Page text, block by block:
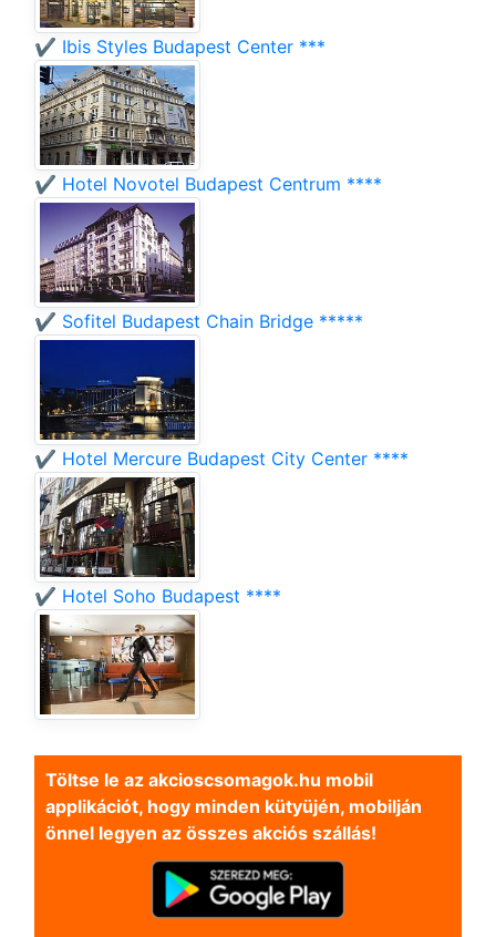
✔️ Ibis Styles Budapest Center ***
✔️ Hotel Novotel Budapest Centrum ****
✔️ Sofitel Budapest Chain Bridge *****
✔️ Hotel Mercure Budapest City Center ****
✔️ Hotel Soho Budapest ****
Töltse le az akcioscsomagok.hu mobil
applikációt, hogy minden kütyüjén, mobilján
önnel legyen az összes akciós szállás!